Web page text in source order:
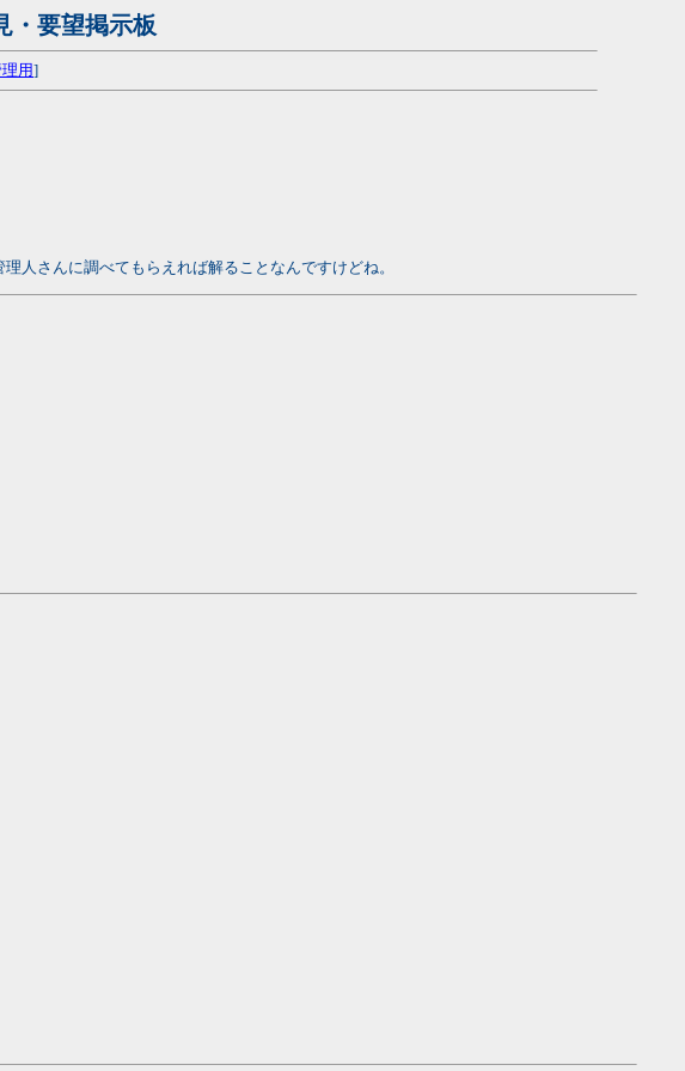
要望掲示板
用]
人さんに調べてもらえれば解ることなんですけどね。